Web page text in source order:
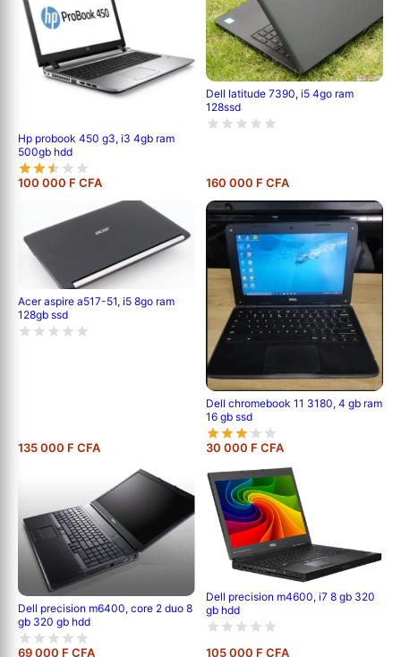
Hp probook 450 g3, i3 4gb ram
500gb hdd
100 000 F CFA
Dell latitude 7390, i5 4go ram
128ssd
160 000 F CFA
Acer aspire a517-51, i5 8go ram
128gb ssd
135 000 F CFA
Dell chromebook 11 3180, 4 gb ram
16 gb ssd
30 000 F CFA
Dell precision m6400, core 2 duo 8
gb 320 gb hdd
69 000 F CFA
Dell precision m4600, i7 8 gb 320
gb hdd
105 000 F CFA